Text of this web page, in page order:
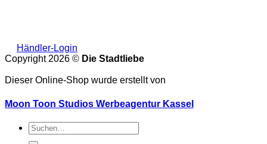
Händler-Login
Copyright 2026 © Die Stadtliebe
Dieser Online-Shop wurde erstellt von
Moon Toon Studios Werbeagentur Kassel
Suche
nach: